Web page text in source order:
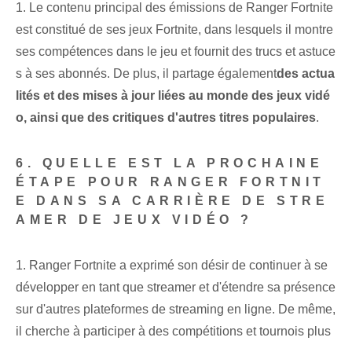
1. Le contenu principal des émissions de Ranger Fortnite
est constitué de ses jeux Fortnite, dans lesquels il montre
ses compétences dans le jeu et fournit des trucs et astuce
s à ses abonnés. De plus, il partage égalementdes actua
lités et des mises à jour liées au monde des jeux vidé
o, ainsi que des critiques d'autres titres populaires.
6. QUELLE EST LA PROCHAINE
ÉTAPE POUR RANGER FORTNIT
E DANS SA CARRIÈRE DE STRE
AMER DE JEUX VIDÉO ?
1. Ranger Fortnite a exprimé son désir de continuer à se
développer en tant que streamer et d'étendre sa présence
sur d'autres plateformes de streaming en ligne. De même,
il cherche à participer à des compétitions et tournois plus